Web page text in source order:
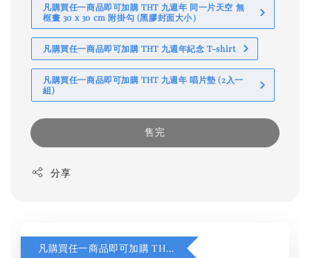
凡購買任一商品即可加購 THT 九週年 同一片天空 無
框畫 30 x 30 cm 附掛勾 (黑膠封面大小）
凡購買任一商品即可加購 THT 九週年紀念 T-shirt
凡購買任一商品即可加購 THT 九週年 唱片墊 (2入一
組)
售完
分享
凡購買任一商品即可加購 THT 九週年 同一片天空 無框畫 30 x 30 cm 附掛勾 (黑膠封面大小）